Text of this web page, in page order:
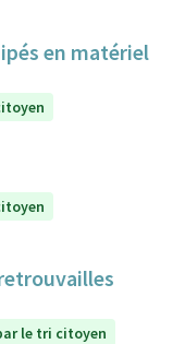
en matériel
le tri citoyen